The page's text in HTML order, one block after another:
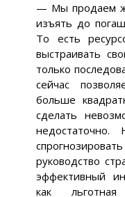
— Мы продаем
изъять до
То есть
выстраивать
только
сейчас
больше
сделать
руководство
эффективный
как